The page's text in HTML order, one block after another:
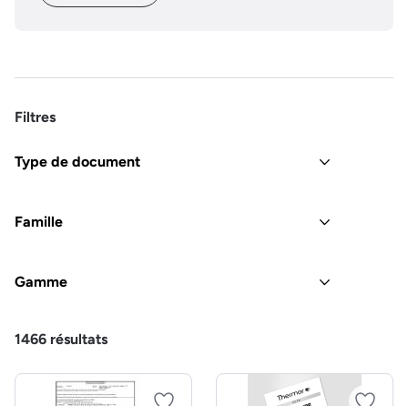
Filtres
Type de document
Famille
Gamme
1466 résultats